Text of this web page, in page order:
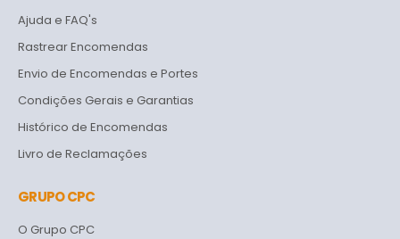
Ajuda e FAQ's
Rastrear Encomendas
Envio de Encomendas e Portes
Condições Gerais e Garantias
Histórico de Encomendas
Livro de Reclamações
GRUPO CPC
O Grupo CPC